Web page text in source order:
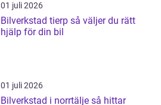
01 juli 2026
Bilverkstad tierp så väljer du rätt
hjälp för din bil
01 juli 2026
Bilverkstad i norrtälje så hittar